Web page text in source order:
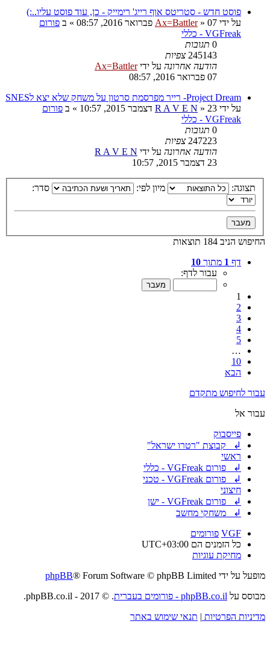
פוסט חדש - סטריטס אוף רייג' רימייק - כן, עוד פוסט עליו..:)
על ידי
Ax=Battler» 07 פברואר 2016, 08:57 » ב פורום
VGFreak - כללי
0 תגובות
245143 צפיות
הודעה אחרונה על ידיAx=Battler
07 פברואר 2016, 08:57
Project Dream- רייר מפרסמת סרטון על משחק שלא יצא לSNES
על ידי
R A V E N » 23 דצמבר 2015, 10:57 » ב פורום
VGFreak - כללי
0 תגובות
247223 צפיות
הודעה אחרונה על ידי R A V E N
23 דצמבר 2015, 10:57
תצוגה: מיון לפי: סדר:
החיפוש הניב 184 תוצאות
דף 1 מתוך 10
עבור לדף:
1
2
3
4
5
…
10
הבא
עבור לחיפוש מתקדם
עבור אל
פייסבוק
↲ קבוצת "רטרו ישראל"
ראשי
↲ פורום VGFreak - כללי
↲ פורום VGFreak - טכני
חיצוני
↲ פורום VGFreak - ישן
↲ משחקי מחשב
VGF פורומים
כל הזמנים הם UTC+03:00
מחיקת עוגיות
מופעל על ידי
phpBB® Forum Software © phpBB Limited
מבוסס על phpBB.co.il - פורומים בעברית
. © 2017 - phpBB.co.il.
מדיניות הפרטיות | תנאי שימוש באתר